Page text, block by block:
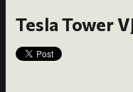
Tesla Tower